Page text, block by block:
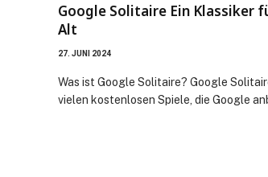
Google Solitaire Ein Klassiker
Alt
27. JUNI 2024
Was ist Google Solitaire? Google
vielen kostenlosen Spiele, die Google